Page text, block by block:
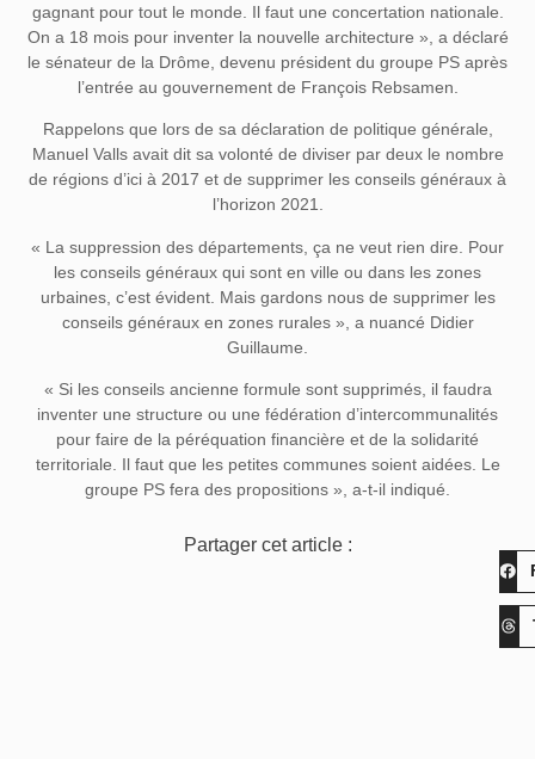
gagnant pour tout le monde. Il faut une concertation nationale.
On a 18 mois pour inventer la nouvelle architecture », a déclaré
le sénateur de la Drôme, devenu président du groupe PS après
l’entrée au gouvernement de François Rebsamen.
Rappelons que lors de sa déclaration de politique générale,
Manuel Valls avait dit sa volonté de diviser par deux le nombre
de régions d’ici à 2017 et de supprimer les conseils généraux à
l’horizon 2021.
« La suppression des départements, ça ne veut rien dire. Pour
les conseils généraux qui sont en ville ou dans les zones
urbaines, c’est évident. Mais gardons nous de supprimer les
conseils généraux en zones rurales », a nuancé Didier
Guillaume.
« Si les conseils ancienne formule sont supprimés, il faudra
inventer une structure ou une fédération d’intercommunalités
pour faire de la péréquation financière et de la solidarité
territoriale. Il faut que les petites communes soient aidées. Le
groupe PS fera des propositions », a-t-il indiqué.
Partager cet article :